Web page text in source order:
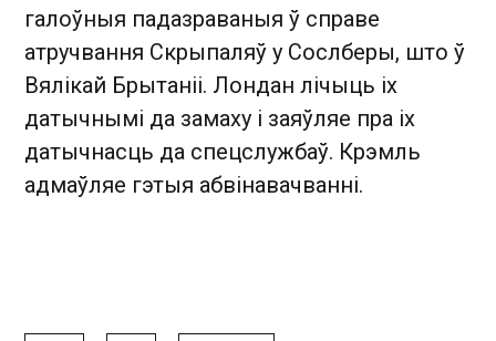
галоўныя падазраваныя ў справе
атручвання Скрыпаляў у Сослберы, што ў
Вялікай Брытаніі. Лондан лічыць іх
датычнымі да замаху і заяўляе пра іх
датычнасць да спецслужбаў. Крэмль
адмаўляе гэтыя абвінавачванні.